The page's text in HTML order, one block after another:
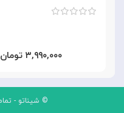
۳,۹۹۰,۰۰۰ تومان
© شیناتو -